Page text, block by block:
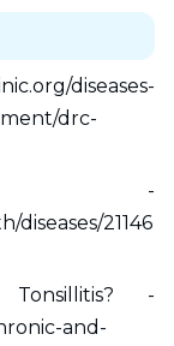
diseases-
drc-
-
21146
-
and-